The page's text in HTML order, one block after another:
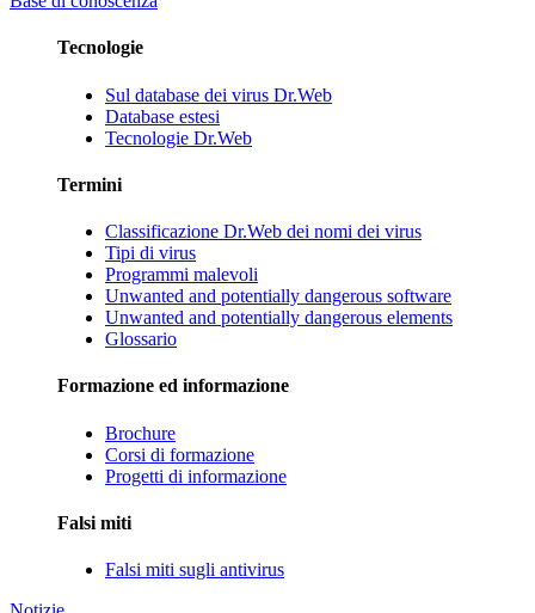
Tecnologie
Sul database dei virus Dr.Web
Database estesi
Tecnologie Dr.Web
Termini
Classificazione Dr.Web dei nomi dei virus
Tipi di virus
Programmi malevoli
Unwanted and potentially dangerous software
Unwanted and potentially dangerous elements
Glossario
Formazione ed informazione
Brochure
Corsi di formazione
Progetti di informazione
Falsi miti
Falsi miti sugli antivirus